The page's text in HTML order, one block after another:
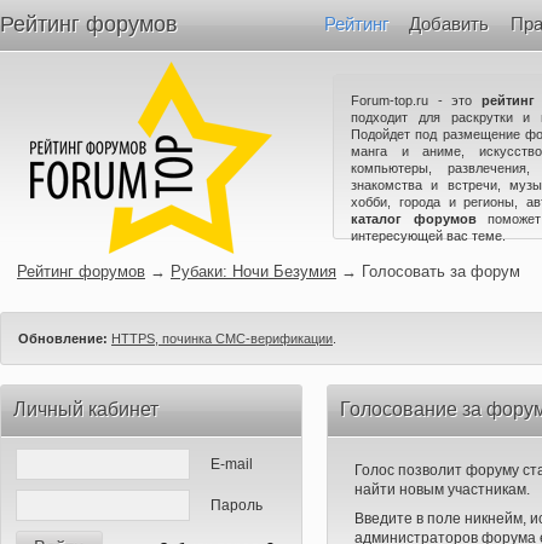
Рейтинг форумов Рейтинг Добавить
Forum-top.ru - это
подходит для раскрутки и
Подойдет под размещение
манга и аниме,
компьютеры,
знакомства и встречи,
хобби, города и регионы,
каталог форумов
интересующей вас теме.
Рейтинг форумов → Рубаки: Ночи Безумия → Голосовать за форум
Обновление: HTTPS, починка СМС-верификации
Личный кабинет
E-mail
Пароль
Голосование за
Голос позволит форуму
найти новым участникам.
Введите в поле никнейм,
администраторов форума